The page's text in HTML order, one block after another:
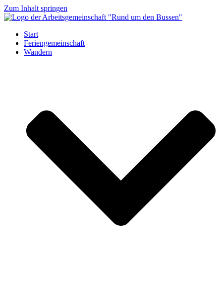
Zum Inhalt springen
Start
Feriengemeinschaft
Wandern